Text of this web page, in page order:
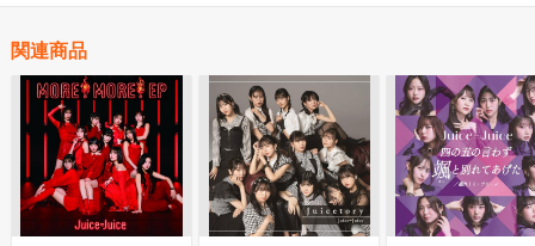
関連商品